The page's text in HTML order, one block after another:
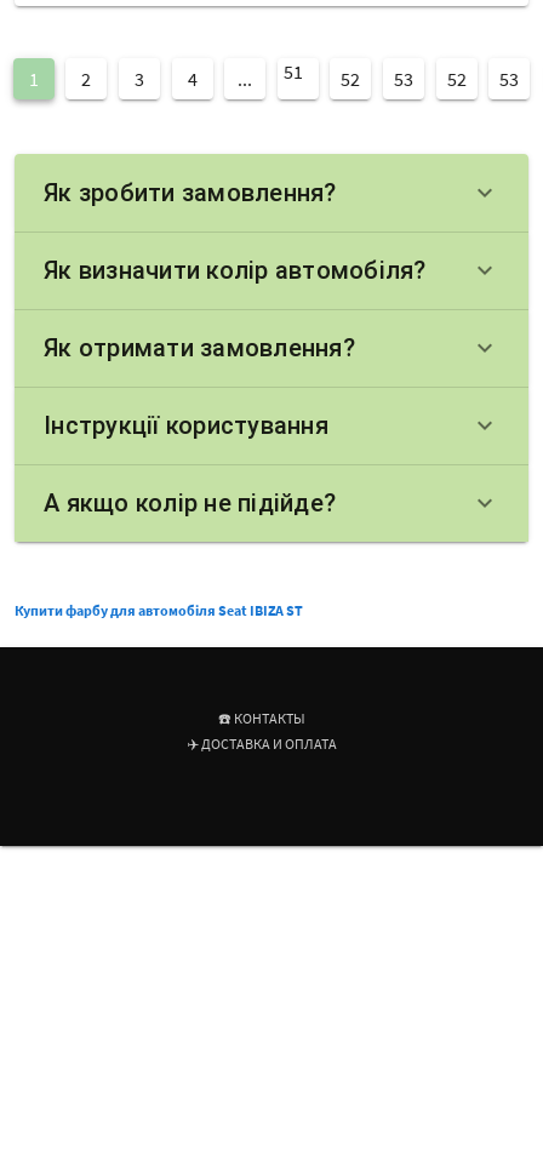
1 2 3 4 ... 51 52 53 52 53
Як зробити замовлення? keyboard_arrow_down
Як визначити колір автомобіля? keyboard_arrow_down
Як отримати замовлення? keyboard_arrow_down
Інструкції користування keyboard_arrow_down
А якщо колір не підійде? keyboard_arrow_down
Купити фарбу для автомобіля Seat IBIZA ST
☎️ КОНТАКТЫ
✈️ ДОСТАВКА И ОПЛАТА